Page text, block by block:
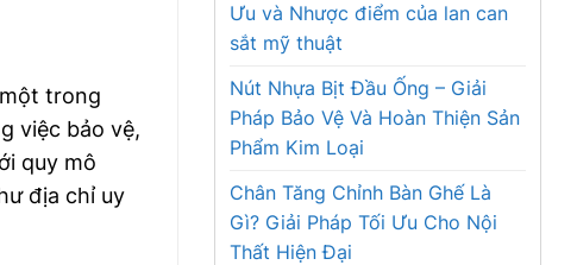
trong
việc bảo vệ,
quy mô
địa chỉ uy
Ưu và Nhược điểm của lan can
sắt mỹ thuật
Nút Nhựa Bịt Đầu Ống – Giải
Pháp Bảo Vệ Và Hoàn Thiện Sản
Phẩm Kim Loại
Chân Tăng Chỉnh Bàn Ghế Là
Gì? Giải Pháp Tối Ưu Cho Nội
Thất Hiện Đại